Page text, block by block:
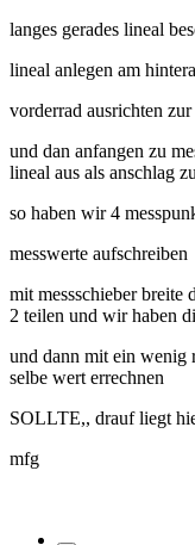
langes gerades lineal
lineal anlegen am
vorderrad ausrichten
und dan anfangen zu
lineal aus als anschlag
so haben wir 4
messwerte aufschreiben
mit messschieber breite
2 teilen und wir haben
und dann mit ein wenig
selbe wert errechnen
SOLLTE,, drauf liegt
mfg